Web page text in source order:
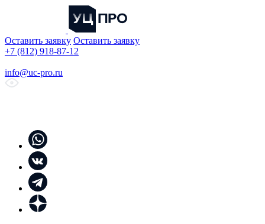
Оставить заявку Оставить заявку
+7 (812) 918-87-12
info@uc-pro.ru